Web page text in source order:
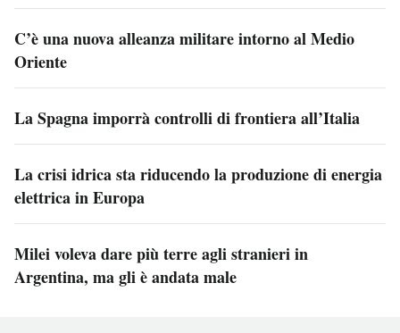
C’è una nuova alleanza militare intorno al Medio
Oriente
La Spagna imporrà controlli di frontiera all’Italia
La crisi idrica sta riducendo la produzione di energia
elettrica in Europa
Milei voleva dare più terre agli stranieri in
Argentina, ma gli è andata male